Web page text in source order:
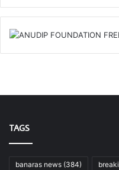
TAGS
banaras news (384)